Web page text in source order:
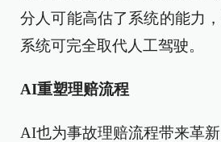
分人可能高估了系统的能力
系统可完全取代人工驾驶。
AI重塑理赔流程
AI也为事故理赔流程带来革新